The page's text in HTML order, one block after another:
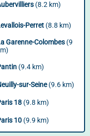
(8.2 km)
Perret (8.8 km)
Garenne-Colombes (9
(9.4 km)
sur-Seine(9.6 km)
18 (9.8 km)
10 (9.9 km)